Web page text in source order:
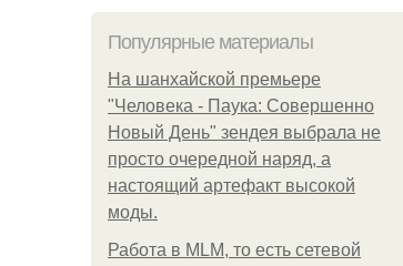
Популярные материалы
На шанхайской премьере
"Человека - Паука: Совершенно
Новый День" зендея выбрала не
просто очередной наряд, а
настоящий артефакт высокой
моды.
Работа в MLM, то есть сетевой